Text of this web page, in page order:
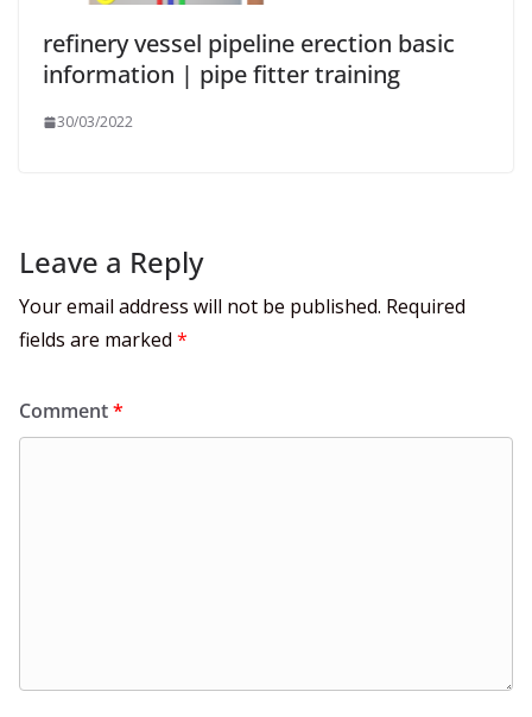
refinery vessel pipeline erection basic
information | pipe fitter training
30/03/2022
Leave a Reply
Your email address will not be published. Required
fields are marked *
Comment*